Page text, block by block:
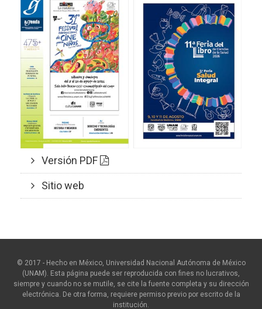
Versión PDF
Sitio web
© 2017 - Hecho en México, Universidad Nacional Autónoma de México
(UNAM). Esta página puede ser reproducida con fines no lucrativos,
siempre y cuando no se mutile, se cite la fuente completa y su dirección
electrónica. De otra forma, requiere permiso previo por escrito de la
institución.